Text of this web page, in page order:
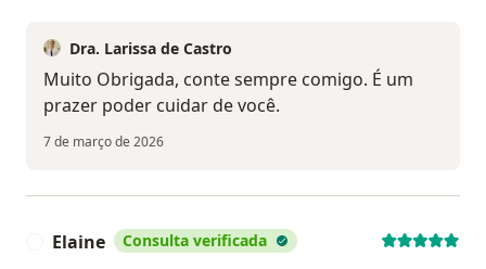
Dra. Larissa de Castro
Muito Obrigada, conte sempre comigo. É um
prazer poder cuidar de você.
7 de março de 2026
Elaine Consulta verificada